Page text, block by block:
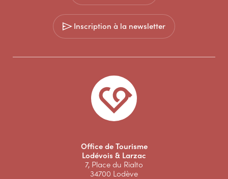
Inscription à la newsletter
Office de Tourisme
Lodévois & Larzac
7, Place du Rialto
34700 Lodève